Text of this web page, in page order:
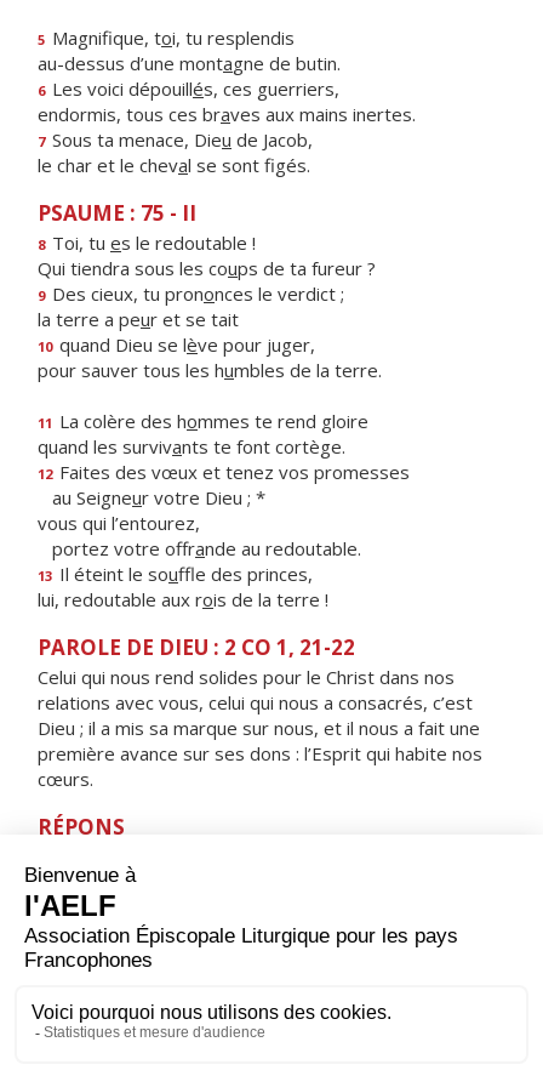
5 Magnifique, toi, tu resplendis
au-dessus d’une montagne de butin.
6 Les voici dépouillés, ces guerriers,
endormis, tous ces braves aux mains inertes.
7 Sous ta menace, Dieu de Jacob,
le char et le cheval se sont figés.
PSAUME : 75 - II
8 Toi, tu es le redoutable !
Qui tiendra sous les coups de ta fureur ?
9 Des cieux, tu prononces le verdict ;
la terre a peur et se tait
10 quand Dieu se lève pour juger,
pour sauver tous les humbles de la terre.
11 La colère des hommes te rend gloire
quand les survivants te font cortège.
12 Faites des vœux et tenez vos promesses
au Seigneur votre Dieu ; *
vous qui l’entourez,
portez votre offrande au redoutable.
13 Il éteint le souffle des princes,
lui, redoutable aux rois de la terre !
PAROLE DE DIEU : 2 CO 1, 21-22
Celui qui nous rend solides pour le Christ dans nos
relations avec vous, celui qui nous a consacrés, c’est
Dieu ; il a mis sa marque sur nous, et il nous a fait une
première avance sur ses dons : l’Esprit qui habite nos
cœurs.
RÉPONS
Le Seigneur est le rempart de ma vie.
ORAISON
Dieu éternel et tout-puissant, augmente en nous la foi,
obtenir ce que tu promets, fais-nous aimer ce que tu
commandes.